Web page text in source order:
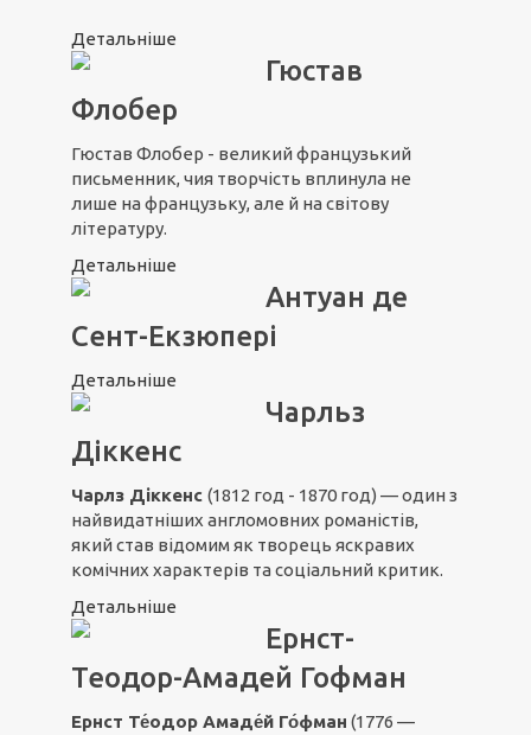
Детальніше
Гюстав
Флобер
Гюстав Флобер - великий французький
письменник, чия творчість вплинула не
лише на французьку, але й на світову
літературу.
Детальніше
Антуан де
Сент-Екзюпері
Детальніше
Чарльз
Діккенс
Чарлз Діккенс (1812 год - 1870 год) — один з
найвидатніших англомовних романістів,
який став відомим як творець яскравих
комічних характерів та соціальний критик.
Детальніше
Ернст-
Теодор-Амадей Гофман
Ернст Те́одор Амаде́й Го́фман (1776 —